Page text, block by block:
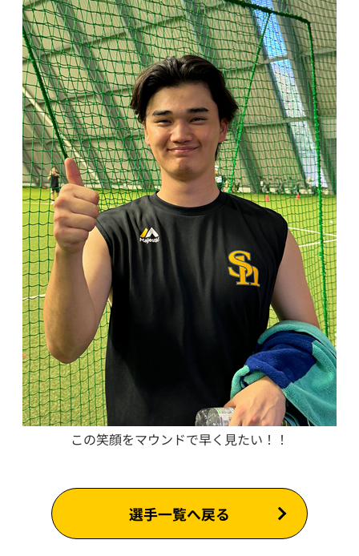
この笑顔をマウンドで早く見たい！！
選手一覧へ戻る